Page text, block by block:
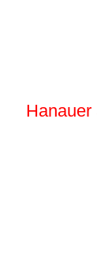
Die
Hanauer